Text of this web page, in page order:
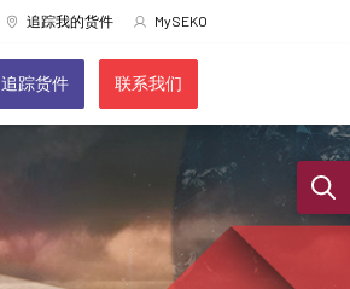
追踪我的货件 MySEKO
追踪货件 联系我们